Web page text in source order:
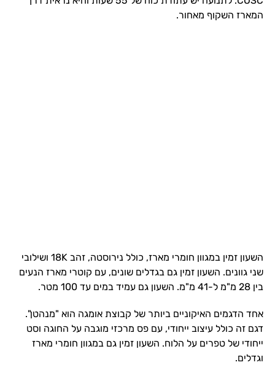
המארז השקוף מאחור.
השעון זמין במגוון חומרי מארז, כולל נירוסטה, זהב 18K ושילובי
שני גוונים. השעון זמין גם בגדלים שונים, עם קוטרי מארז הנעים
בין 28 מ"מ ל-41 מ"מ. השעון גם עמיד במים עד 100 מטר.
אחד הדגמים האיקוניים ביותר של קבוצת אומגה הוא "מנהטן".
דגם זה כולל עיצוב ייחודי, עם פס מרכזי מוגבה על החוגה וסט
ייחודי של טפרים על הלוח. השעון זמין גם במגוון חומרי מארז
וגדלים.